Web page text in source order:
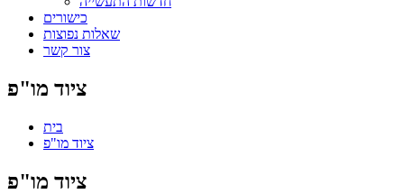
כישורים
שאלות נפוצות
צור קשר
ציוד מו"פ
בית
ציוד מו"פ
ציוד מו"פ